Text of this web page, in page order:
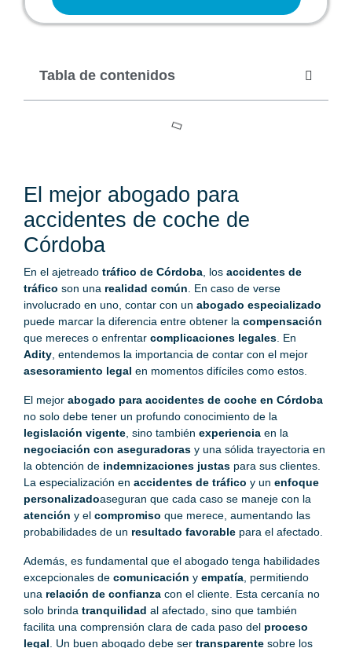
El mejor abogado para
accidentes de coche de
Córdoba
En el ajetreado tráfico de Córdoba , los accidentes de
tráfico son una realidad común . En caso de verse
involucrado en uno, contar con un abogado especializado
puede marcar la diferencia entre obtener la compensación
que mereces o enfrentar complicaciones legales . En
Adity , entendemos la importancia de contar con el mejor
asesoramiento legal en momentos difíciles como estos.
El mejor abogado para accidentes de coche en Córdoba
no solo debe tener un profundo conocimiento de la
legislación vigente , sino también experiencia en la
negociación con aseguradoras y una sólida trayectoria en
la obtención de indemnizaciones justas para sus clientes.
La especialización en accidentes de tráfico y un enfoque
personalizadoaseguran que cada caso se maneje con la
atención y el compromiso que merece, aumentando las
probabilidades de un resultado favorable para el afectado.
Además, es fundamental que el abogado tenga habilidades
excepcionales de comunicación y empatía , permitiendo
una relación de confianza con el cliente. Esta cercanía no
solo brinda tranquilidad al afectado, sino que también
facilita una comprensión clara de cada paso del proceso
legal . Un buen abogado debe ser transparente sobre los
Tabla de contenidos